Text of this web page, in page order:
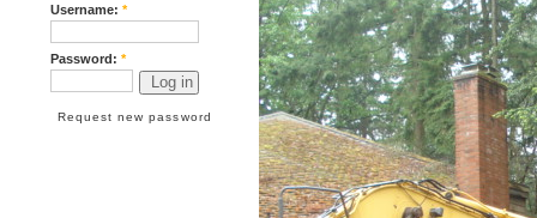
Username: *
Password: *
Request new password